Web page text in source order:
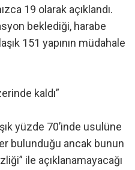
19 olarak açıklandı.
beklediği, harabe
151 yapının müdahale
kaldı”
yüzde 70’inde usulüne
bulunduğu ancak bunun
ile açıklanamayacağı